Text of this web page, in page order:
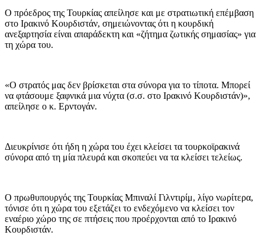
Ο πρόεδρος της Τουρκίας απείλησε και με στρατιωτική επέμβαση
στο Ιρακινό Κουρδιστάν, σημειώνοντας ότι η κουρδική
ανεξαρτησία είναι απαράδεκτη και «ζήτημα ζωτικής σημασίας» για
τη χώρα του.
«Ο στρατός μας δεν βρίσκεται στα σύνορα για το τίποτα. Μπορεί
να φτάσουμε ξαφνικά μια νύχτα (σ.σ. στο Ιρακινό Κουρδιστάν)»,
απείλησε ο κ. Ερντογάν.
Διευκρίνισε ότι ήδη η χώρα του έχει κλείσει τα τουρκοϊρακινά
σύνορα από τη μία πλευρά και σκοπεύει να τα κλείσει τελείως.
Ο πρωθυπουργός της Τουρκίας Μπιναλί Γιλντιρίμ, λίγο νωρίτερα,
τόνισε ότι η χώρα του εξετάζει το ενδεχόμενο να κλείσει τον
εναέριο χώρο της σε πτήσεις που προέρχονται από το Ιρακινό
Κουρδιστάν.